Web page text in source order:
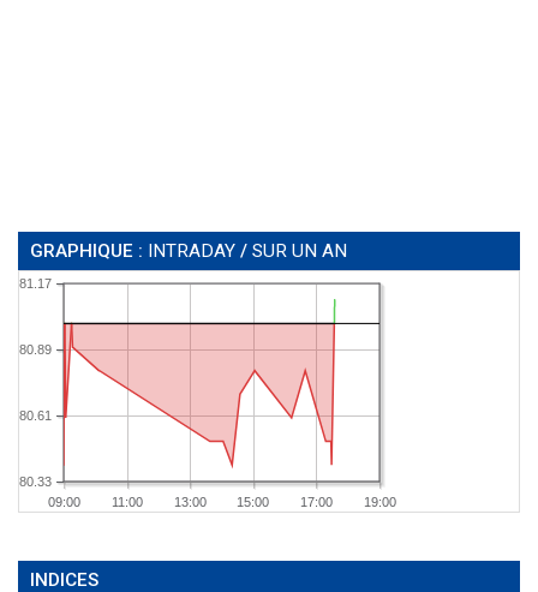
GRAPHIQUE : INTRADAY / SUR UN AN
09:00 11:00 13:00 15:00 17:00 19:00
80.33
80.61
80.89
81.17
INDICES